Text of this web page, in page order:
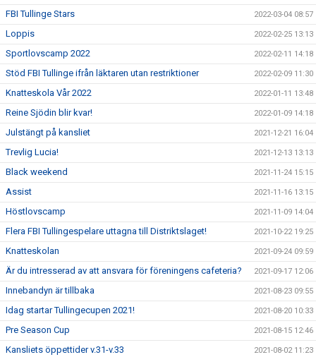
FBI Tullinge Stars 2022-03-04 08:57
Loppis 2022-02-25 13:13
Sportlovscamp 2022 2022-02-11 14:18
Stöd FBI Tullinge ifrån läktaren utan restriktioner 2022-02-09 11:30
Knatteskola Vår 2022 2022-01-11 13:48
Reine Sjödin blir kvar! 2022-01-09 14:18
Julstängt på kansliet 2021-12-21 16:04
Trevlig Lucia! 2021-12-13 13:13
Black weekend 2021-11-24 15:15
Assist 2021-11-16 13:15
Höstlovscamp 2021-11-09 14:04
Flera FBI Tullingespelare uttagna till Distriktslaget! 2021-10-22 19:25
Knatteskolan 2021-09-24 09:59
Är du intresserad av att ansvara för föreningens cafeteria? 2021-09-17 12:06
Innebandyn är tillbaka 2021-08-23 09:55
Idag startar Tullingecupen 2021! 2021-08-20 10:33
Pre Season Cup 2021-08-15 12:46
Kansliets öppettider v.31-v.33 2021-08-02 11:23